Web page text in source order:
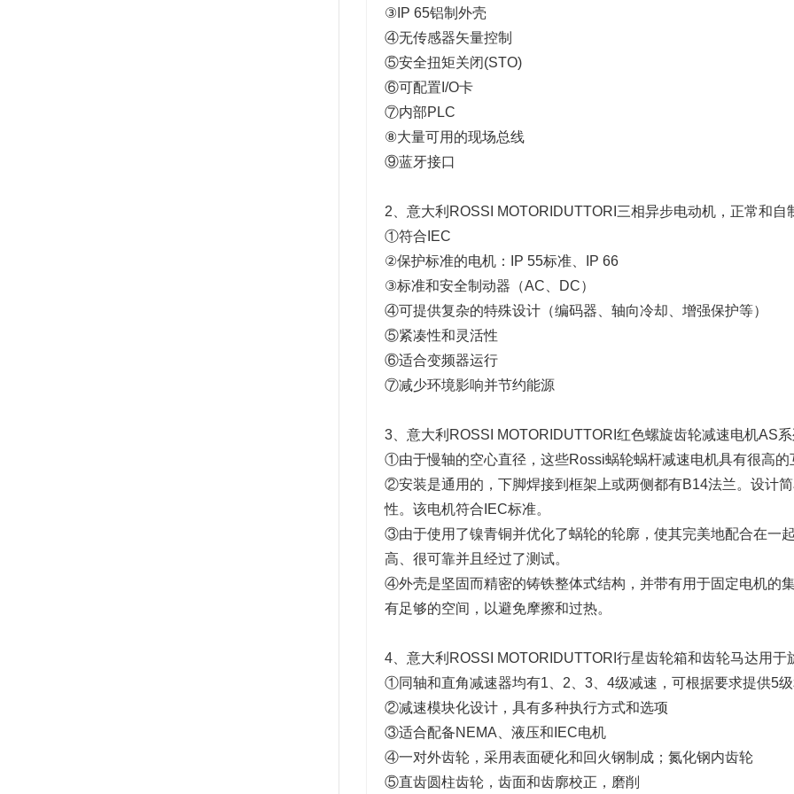
③IP 65铝制外壳
④无传感器矢量控制
⑤安全扭矩关闭(STO)
⑥可配置I/O卡
⑦内部PLC
⑧大量可用的现场总线
⑨蓝牙接口
2、意大利ROSSI MOTORIDUTTORI三相异步电动机，正常和自
①符合IEC
②保护标准的电机：IP 55标准、IP 66
③标准和安全制动器（AC、DC）
④可提供复杂的特殊设计（编码器、轴向冷却、增强保护等）
⑤紧凑性和灵活性
⑥适合变频器运行
⑦减少环境影响并节约能源
3、意大利ROSSI MOTORIDUTTORI红色螺旋齿轮减速电机AS系
①由于慢轴的空心直径，这些Rossi蜗轮蜗杆减速电机具有很高的
②安装是通用的，下脚焊接到框架上或两侧都有B14法兰。设计
性。该电机符合IEC标准。
③由于使用了镍青铜并优化了蜗轮的轮廓，使其完美地配合在一
高、很可靠并且经过了测试。
④外壳是坚固而精密的铸铁整体式结构，并带有用于固定电机的
有足够的空间，以避免摩擦和过热。
4、意大利ROSSI MOTORIDUTTORI行星齿轮箱和齿轮马达用于
①同轴和直角减速器均有1、2、3、4级减速，可根据要求提供5
②减速模块化设计，具有多种执行方式和选项
③适合配备NEMA、液压和IEC电机
④一对外齿轮，采用表面硬化和回火钢制成；氮化钢内齿轮
⑤直齿圆柱齿轮，齿面和齿廓校正，磨削